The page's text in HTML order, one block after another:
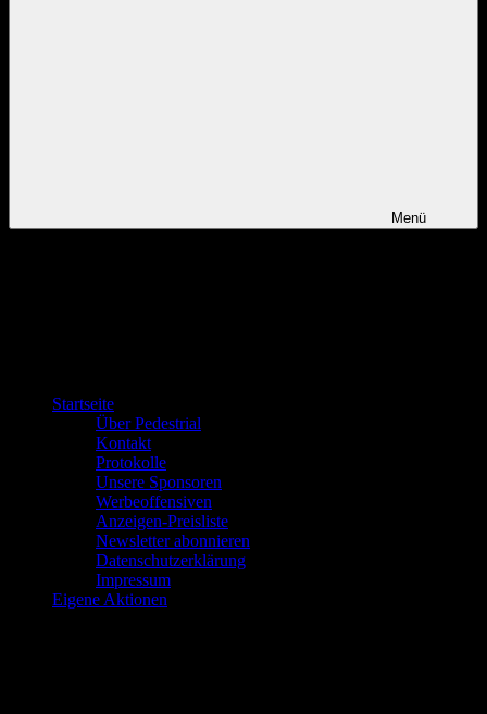
Menü
Startseite
Über Pedestrial
Kontakt
Protokolle
Unsere Sponsoren
Werbeoffensiven
Anzeigen-Preisliste
Newsletter abonnieren
Datenschutzerklärung
Impressum
Eigene Aktionen